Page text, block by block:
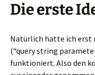
Die erste
Natürlich hatte ich erst
(“query string
funktioniert. Also den